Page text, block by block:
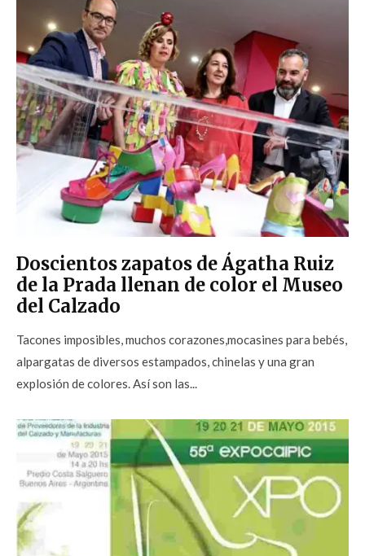
Doscientos zapatos de Ágatha Ruiz
de la Prada llenan de color el Museo
del Calzado
Tacones imposibles, muchos corazones,mocasines para bebés,
alpargatas de diversos estampados, chinelas y una gran
explosión de colores. Así son las...